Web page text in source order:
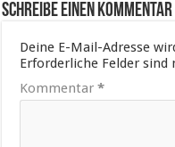
Schreibe einen Kommentar
Deine E-Mail-Adresse
Erforderliche Felder
Kommentar*